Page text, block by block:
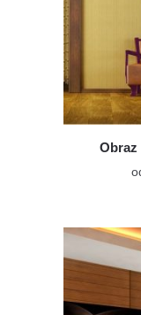
Obraz